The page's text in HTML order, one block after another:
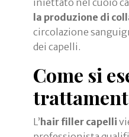
iniettato nel cuoio
la produzione di
circolazione
dei capelli.
Come si
L’ hair filler capelli